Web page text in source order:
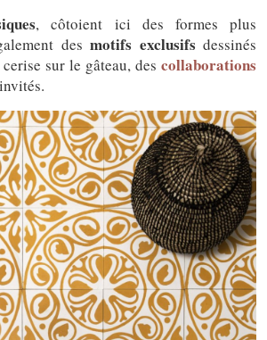
, côtoient ici des formes plus
des motifs exclusifs dessinés
sur le gâteau, des collaborations